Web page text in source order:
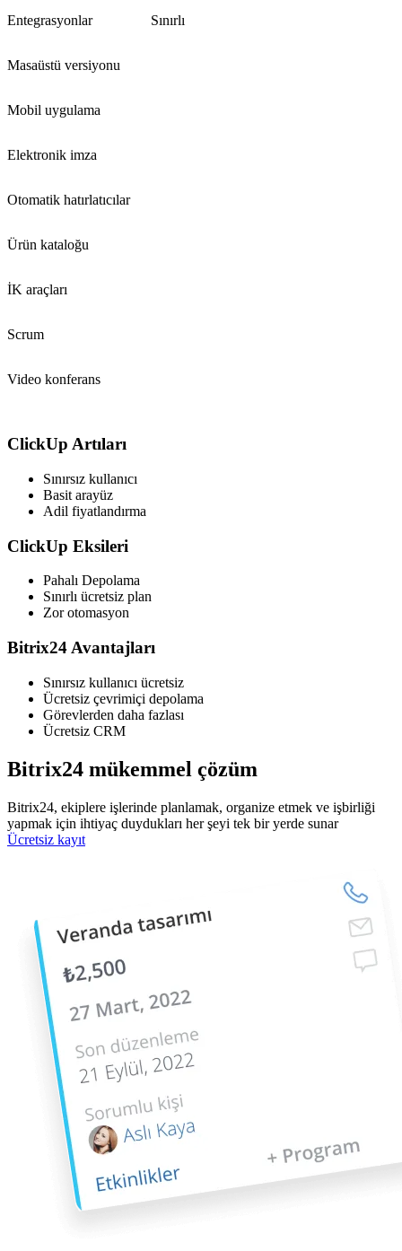
Entegrasyonlar Sınırlı
Masaüstü versiyonu
Mobil uygulama
Elektronik imza
Otomatik hatırlatıcılar
Ürün kataloğu
İK araçları
Scrum
Video konferans
ClickUp Artıları
Sınırsız kullanıcı
Basit arayüz
Adil fiyatlandırma
ClickUp Eksileri
Pahalı Depolama
Sınırlı ücretsiz plan
Zor otomasyon
Bitrix24 Avantajları
Sınırsız kullanıcı ücretsiz
Ücretsiz çevrimiçi depolama
Görevlerden daha fazlası
Ücretsiz CRM
Bitrix24 mükemmel çözüm
Bitrix24, ekiplere işlerinde planlamak, organize etmek ve işbirliği
yapmak için ihtiyaç duydukları her şeyi tek bir yerde sunar
Ücretsiz kayıt